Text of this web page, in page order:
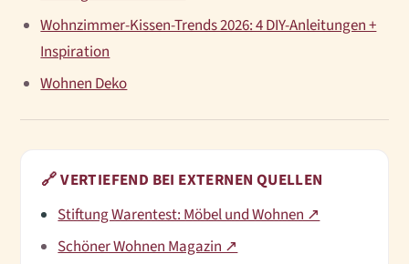
Wohnzimmer-Kissen-Trends 2026: 4 DIY-Anleitungen +
Inspiration
Wohnen Deko
🔗VERTIEFEND BEI EXTERNEN QUELLEN
Stiftung Warentest: Möbel und Wohnen ↗
Schöner Wohnen Magazin ↗